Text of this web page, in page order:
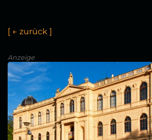
[ zur ck ]
Anzeige